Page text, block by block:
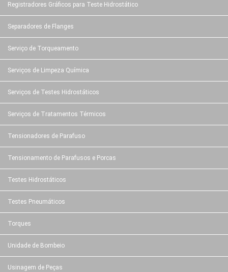
Registradores Gráficos para Teste Hidrostático
Separadores de Flanges
Serviço de Torqueamento
Serviços de Limpeza Química
Serviços de Testes Hidrostáticos
Serviços de Tratamentos Térmicos
Tensionadores de Parafuso
Tensionamento de Parafusos e Porcas
Testes Hidrostáticos
Testes Pneumáticos
Torques
Unidade de Bombeio
Usinagem de Peças